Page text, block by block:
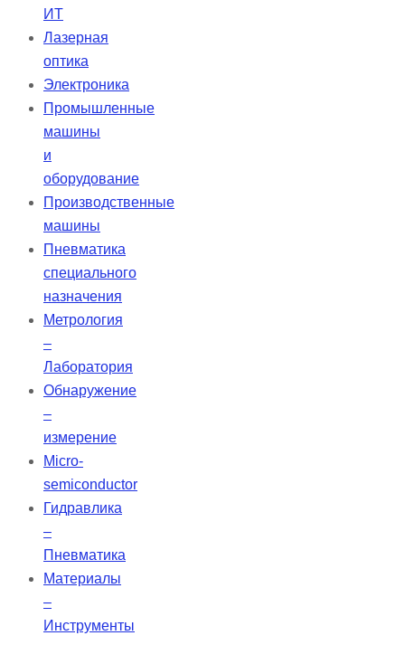
ИТ
Лазерная
оптика
Электроника
Промышленные
машины
и
оборудование
Производственные
машины
Пневматика
специального
назначения
Метрология
–
Лаборатория
Обнаружение
–
измерение
Micro-
semiconductor
Гидравлика
–
Пневматика
Материалы
–
Инструменты